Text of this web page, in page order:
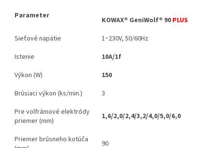
Parameter KOWAX® GeniWolf® 90 PLUS
Sieťové napätie
1~230V, 50/60Hz
Istenie
10A/1f
Výkon (W)
150
Brúsiaci výkon (ks/min.)
3
Pre volfrámové elektródy
priemer (mm)
1,6/2,0/2,4/3,2/4,0/5,0/6,0
Priemer brúsneho kotúča
90